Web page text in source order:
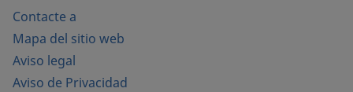
Contacte a
Mapa del sitio web
Aviso legal
Aviso de Privacidad